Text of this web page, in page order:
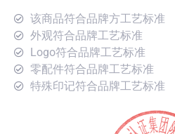
该商品符合品牌方工艺标准
外观符合品牌工艺标准
Logo符合品牌工艺标准
零配件符合品牌工艺标准
特殊印记符合品牌工艺标准